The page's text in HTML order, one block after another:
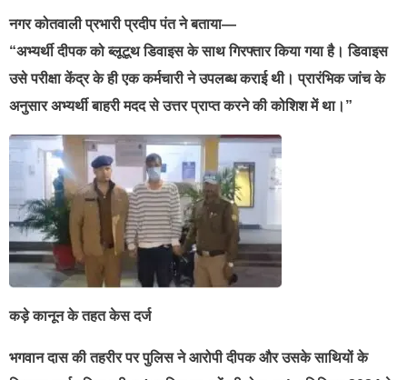
नगर कोतवाली प्रभारी प्रदीप पंत ने बताया—
“अभ्यर्थी दीपक को ब्लूटूथ डिवाइस के साथ गिरफ्तार किया गया है। डिवाइस
उसे परीक्षा केंद्र के ही एक कर्मचारी ने उपलब्ध कराई थी। प्रारंभिक जांच के
अनुसार अभ्यर्थी बाहरी मदद से उत्तर प्राप्त करने की कोशिश में था।”
कड़े कानून के तहत केस दर्ज
भगवान दास की तहरीर पर पुलिस ने आरोपी दीपक और उसके साथियों के